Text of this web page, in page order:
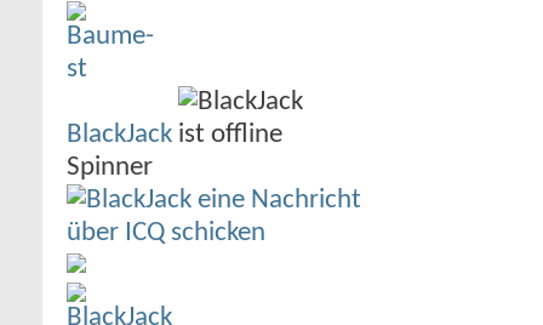
BlackJack
Spinner